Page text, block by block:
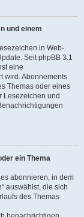
und einem
in Web-
Seit phpBB 3.1
eine
wird. Abonnements
Themas oder eines
Lesezeichen und
ein Thema
abonnieren, in dem
auswählst, die sich
des Themas